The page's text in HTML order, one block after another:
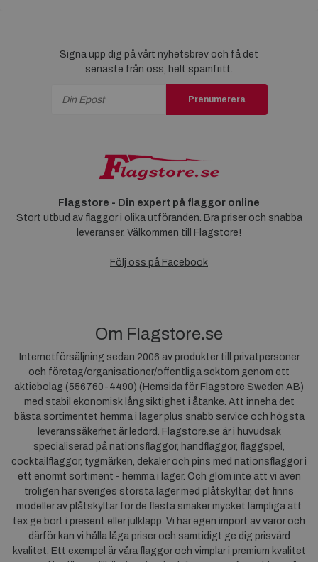
Signa upp dig på vårt nyhetsbrev och få det
senaste från oss, helt spamfritt.
Prenumerera
Flagstore - Din expert på flaggor online
Stort utbud av flaggor i olika utföranden. Bra priser och snabba
leveranser. Välkommen till Flagstore!
Följ oss på Facebook
Om Flagstore.se
Internetförsäljning sedan 2006 av produkter till privatpersoner
och företag/organisationer/offentliga sektorn genom ett
aktiebolag (556760-4490) ( Hemsida för Flagstore Sweden AB)
med stabil ekonomisk långsiktighet i åtanke. Att inneha det
bästa sortimentet hemma i lager plus snabb service och högsta
leveranssäkerhet är ledord. Flagstore.se är i huvudsak
specialiserad på nationsflaggor, handflaggor, flaggspel,
cocktailflaggor, tygmärken, dekaler och pins med nationsflaggor i
ett enormt sortiment - hemma i lager. Och glöm inte att vi även
troligen har sveriges största lager med plåtskyltar, det finns
modeller av plåtskyltar för de flesta smaker mycket lämpliga att
tex ge bort i present eller julklapp. Vi har egen import av varor och
därför kan vi hålla låga priser och samtidigt ge dig prisvärd
kvalitet. Ett exempel är våra flaggor och vimplar i premium kvalitet